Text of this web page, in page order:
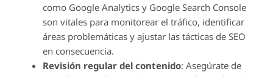
como Google Analytics y Google Search Console
son vitales para monitorear el tráfico, identificar
áreas problemáticas y ajustar las tácticas de SEO
en consecuencia.
Revisión regular del contenido: Asegúrate de